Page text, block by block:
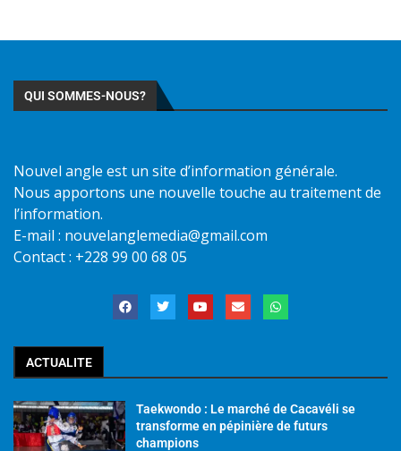
QUI SOMMES-NOUS?
Nouvel angle est un site d’information générale.
Nous apportons une nouvelle touche au traitement de
l’information.
E-mail : nouvelanglemedia@gmail.com
Contact : +228 99 00 68 05
ACTUALITE
Taekwondo : Le marché de Cacavéli se
transforme en pépinière de futurs
champions